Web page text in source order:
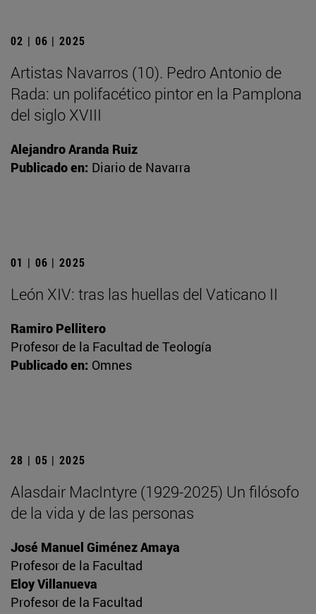
02 | 06 | 2025
Artistas Navarros (10). Pedro Antonio de
Rada: un polifacético pintor en la Pamplona
del siglo XVIII
Alejandro Aranda Ruiz
Publicado en: Diario de Navarra
01 | 06 | 2025
León XIV: tras las huellas del Vaticano II
Ramiro Pellitero
Profesor de la Facultad de Teología
Publicado en: Omnes
28 | 05 | 2025
Alasdair MacIntyre (1929-2025) Un filósofo
de la vida y de las personas
José Manuel Giménez Amaya
Profesor de la Facultad
Eloy Villanueva
Profesor de la Facultad